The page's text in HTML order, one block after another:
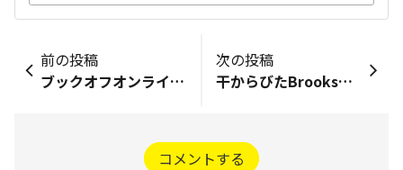
前の投稿
ブックオフオンラインで新中古漫画に出会う。
次の投稿
干からびたBrooksを買って磨く
コメントする